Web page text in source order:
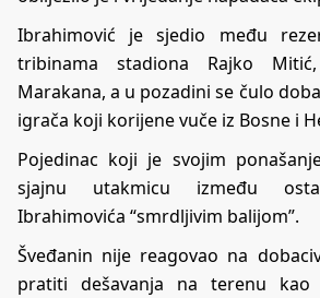
Ibrahimović je sjedio među
tribinama stadiona Rajko
Marakana, a u pozadini se čulo
igrača koji korijene vuče iz Bosne i
Pojedinac koji je svojim
sjajnu utakmicu između
Ibrahimovića “smrdljivim balijom”.
Šveđanin nije reagovao na
pratiti dešavanja na terenu